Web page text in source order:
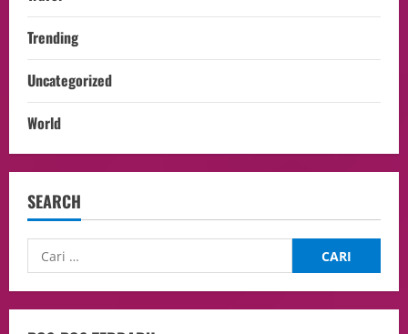
Trending
Uncategorized
World
SEARCH